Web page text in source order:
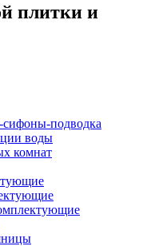
плитки и
подводка
воды
комнат